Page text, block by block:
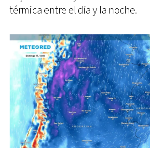
térmica entre el día y la noche.